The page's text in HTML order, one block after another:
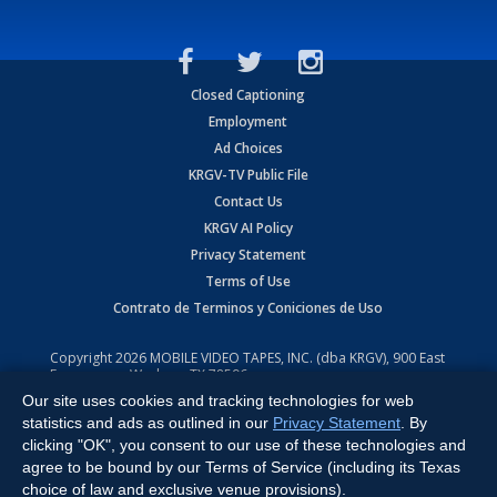
Closed Captioning
Employment
Ad Choices
KRGV-TV Public File
Contact Us
KRGV AI Policy
Privacy Statement
Terms of Use
Contrato de Terminos y Coniciones de Uso
Copyright2026 MOBILE VIDEO TAPES, INC. (dba KRGV), 900 East
Expressway, Weslaco, TX 78596.
All Rights Reserved. Powered by:Ruby Shore Software
Our site uses cookies and tracking technologies for web
statistics and ads as outlined in our Privacy Statement . By
clicking "OK", you consent to our use of these technologies and
agree to be bound by our Terms of Service (including its Texas
choice of law and exclusive venue provisions).